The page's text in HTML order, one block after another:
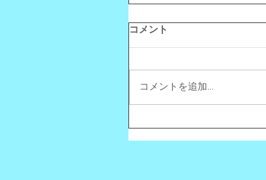
コメント
コメントを追加…